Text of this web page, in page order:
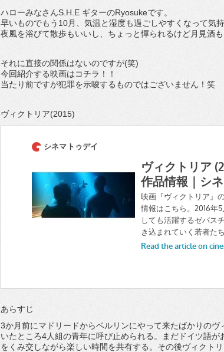
ハローみなさんS.H.E ギターのRyosukeです。
早いものでもう10月、気温と湿度も過ごしやすくなって気持
夜風を浴びて散歩もいいし、ちょっと憚られるけど月見酒
それに直接の関係はないのですが(笑)
今回紹介する映画はコチラ！！
当たり前ですが犯罪を示唆するものではございません！笑
ヴィクトリア(2015)
あらすじ
3か月前にマドリードからベルリンにやって来たばかりの
いたところ4人組の青年に呼び止められる。まだドイツ語
をくみ交しながら楽しい時間を共有する。その後ヴィクト